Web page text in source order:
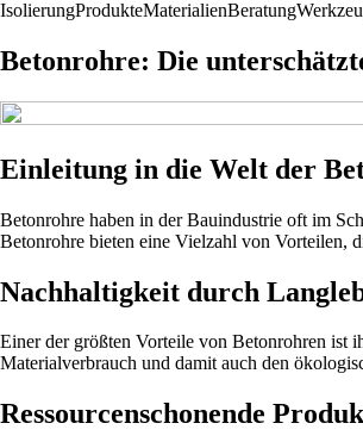
IsolierungProdukteMaterialienBeratung
Betonrohre: Die
Einleitung in die Welt der
Betonrohre haben in der Bauindustrie oft im
Betonrohre bieten eine Vielzahl von Vorteilen,
Nachhaltigkeit durch
Einer der größten Vorteile von Betonrohren ist
Materialverbrauch und damit auch den
Ressourcenschonende